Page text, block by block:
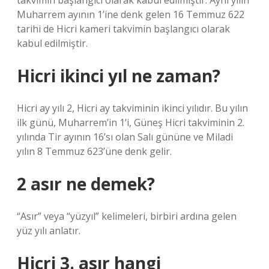
Muharrem ayının 1’ine denk gelen 16 Temmuz 622
tarihi de Hicri kameri takvimin başlangıcı olarak
kabul edilmiştir.
Hicri ikinci yıl ne zaman?
Hicri ay yılı 2, Hicri ay takviminin ikinci yılıdır. Bu yılın
ilk günü, Muharrem’in 1’i, Güneş Hicri takviminin 2.
yılında Tir ayının 16’sı olan Salı gününe ve Miladi
yılın 8 Temmuz 623’üne denk gelir.
2 asır ne demek?
“Asır” veya “yüzyıl” kelimeleri, birbiri ardına gelen
yüz yılı anlatır.
Hicri 3. asır hangi